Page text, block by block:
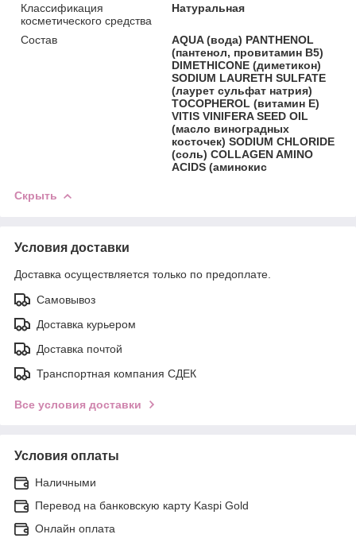
Классификация
косметического средства
Натуральная
Состав
AQUA (вода) PANTHENOL
(пантенол, провитамин B5)
DIMETHICONE (диметикон)
SODIUM LAURETH SULFATE
(лаурет сульфат натрия)
TOCOPHEROL (витамин Е)
VITIS VINIFERA SEED OIL
(масло виноградных
косточек) SODIUM CHLORIDE
(соль) COLLAGEN AMINO
ACIDS (аминокис
Скрыть
Условия доставки
Доставка осуществляется только по предоплате.
Самовывоз
Доставка курьером
Доставка почтой
Транспортная компания СДЕК
Все условия доставки
Условия оплаты
Наличными
Перевод на банковскую карту Kaspi Gold
Онлайн оплата